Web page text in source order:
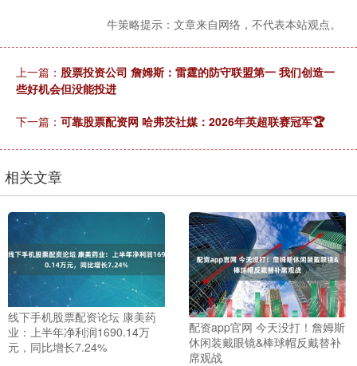
牛策略提示：文章来自网络，不代表本站观点。
上一篇： 股票投资公司 詹姆斯：雷霆的防守联盟第一 我们创造一
些好机会但没能投进
下一篇： 可靠股票配资网 哈弗茨社媒：2026年英超联赛冠军🏆
相关文章
线下手机股票配资论坛 康美药
业：上半年净利润1690.14万
元，同比增长7.24%
配资app官网 今天没打！詹姆斯
休闲装戴眼镜&棒球帽反戴替补
席观战